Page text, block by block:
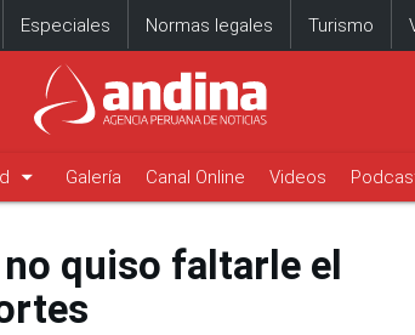
Especiales Normas legales Turismo
arrow_drop_down Galería Canal Online Videos
quiso faltarle el